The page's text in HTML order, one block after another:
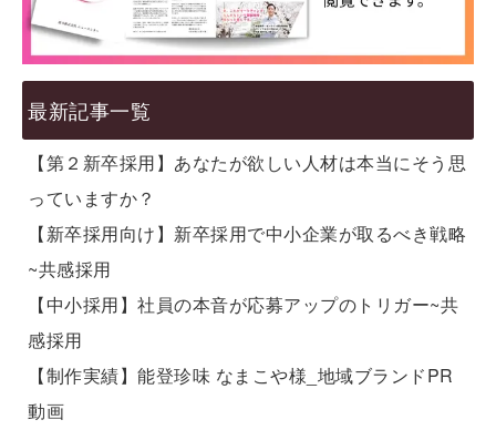
最新記事一覧
【第２新卒採用】あなたが欲しい人材は本当にそう思
っていますか？
【新卒採用向け】新卒採用で中小企業が取るべき戦略
~共感採用
【中小採用】社員の本音が応募アップのトリガー~共
感採用
【制作実績】能登珍味 なまこや様_地域ブランドPR
動画